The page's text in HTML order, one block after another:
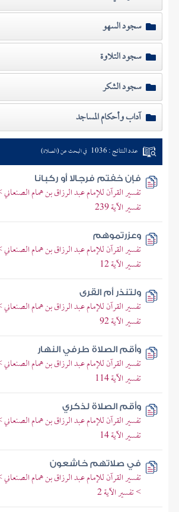
سجود السهو
سجود التلاوة
سجود الشكر
آداب وأحكام المساجد
عدد النتائج : 1036 في البحث عن (الصلاة)
فإن خفتم فرجالا أو ركبانا
تفسير القرآن للإمام عبد الرزاق بن همام
تفسير الآية 239
وعزرتموهم
تفسير القرآن للإمام عبد الرزاق بن همام
تفسير الآية 12
ولتنذر أم القرى
تفسير القرآن للإمام عبد الرزاق بن همام
تفسير الآية 92
وأقم الصلاة طرفي النهار
تفسير القرآن للإمام عبد الرزاق بن همام
تفسير الآية 114
وأقم الصلاة لذكري
تفسير القرآن للإمام عبد الرزاق بن همام
تفسير الآية 14
في صلاتهم خاشعون
تفسير القرآن للإمام عبد الرزاق بن همام
> تفسير الآية 2